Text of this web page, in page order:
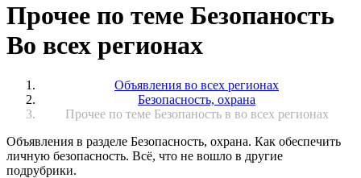
Прочее по теме Безопаность
Во всех регионах
Объявления во всех регионах
Безопасность, охрана
Прочее по теме Безопаность в во всех регионах
Объявления в разделе Безопасность, охрана. Как обеспечить
личную безопасность. Всё, что не вошло в другие
подрубрики.